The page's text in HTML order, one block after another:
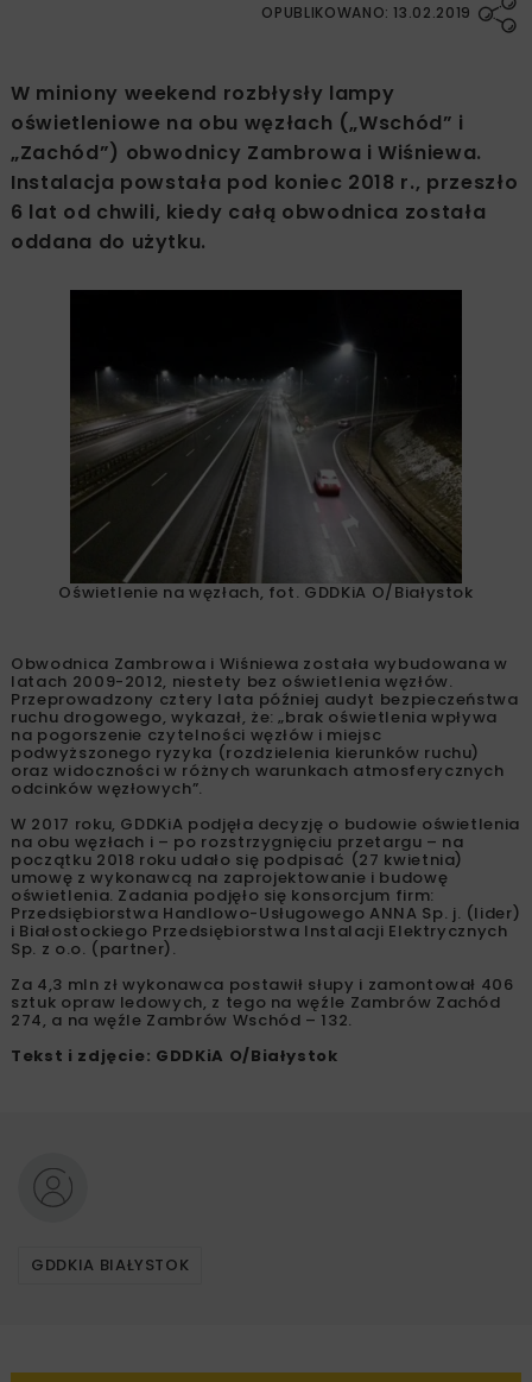
OPUBLIKOWANO: 13.02.2019
W miniony weekend rozbłysły lampy
oświetleniowe na obu węzłach („Wschód” i
„Zachód”) obwodnicy Zambrowa i Wiśniewa.
Instalacja powstała pod koniec 2018 r., przeszło
6 lat od chwili, kiedy całą obwodnica została
oddana do użytku.
Oświetlenie na węzłach, fot. GDDKiA O/Białystok
Obwodnica Zambrowa i Wiśniewa została wybudowana w
latach 2009-2012, niestety bez oświetlenia węzłów.
Przeprowadzony cztery lata później audyt bezpieczeństwa
ruchu drogowego, wykazał, że: „brak oświetlenia wpływa
na pogorszenie czytelności węzłów i miejsc
podwyższonego ryzyka (rozdzielenia kierunków ruchu)
oraz widoczności w różnych warunkach atmosferycznych
odcinków węzłowych”.
W 2017 roku, GDDKiA podjęła decyzję o budowie oświetlenia
na obu węzłach i – po rozstrzygnięciu przetargu – na
początku 2018 roku udało się podpisać (27 kwietnia)
umowę z wykonawcą na zaprojektowanie i budowę
oświetlenia. Zadania podjęło się konsorcjum firm:
Przedsiębiorstwa Handlowo-Usługowego ANNA Sp. j. (lider)
i Białostockiego Przedsiębiorstwa Instalacji Elektrycznych
Sp. z o.o. (partner).
Za 4,3 mln zł wykonawca postawił słupy i zamontował 406
sztuk opraw ledowych, z tego na węźle Zambrów Zachód
274, a na węźle Zambrów Wschód – 132.
Tekst i zdjęcie: GDDKiA O/Białystok
GDDKIA BIAŁYSTOK